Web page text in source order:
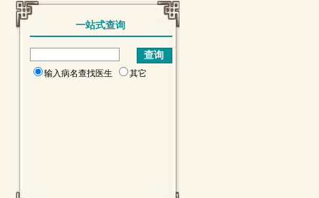
一站式查询
输入病名查找医生 其它